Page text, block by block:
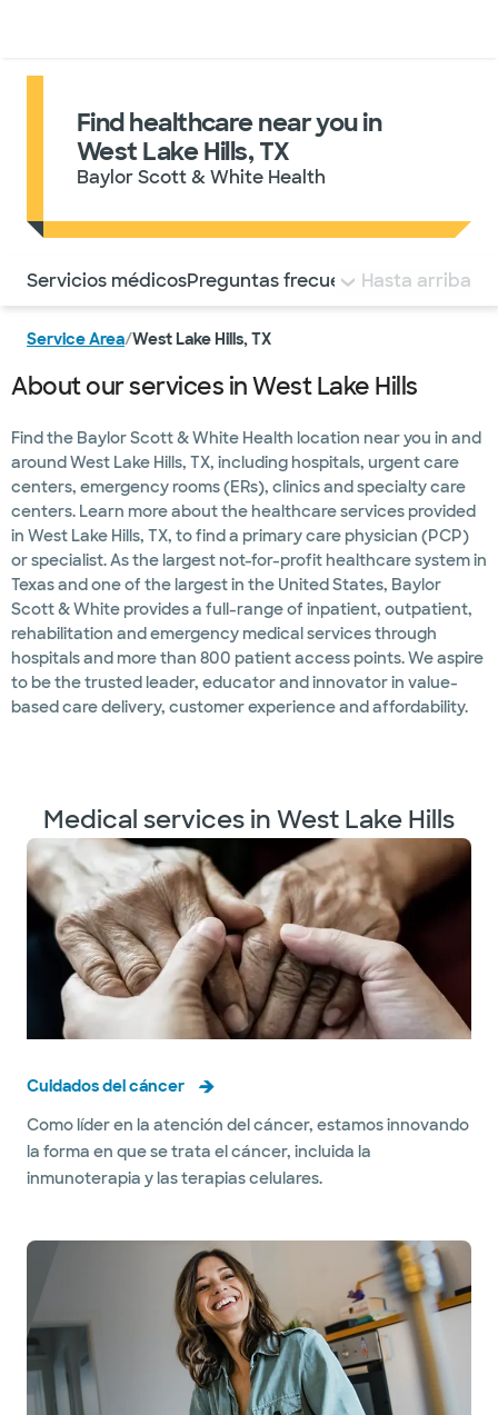
Find healthcare near you in
West Lake Hills, TX
Baylor Scott & White Health
Utilice esta navegación para saltar rápidamente a
Servicios médicosPreguntas frecuentesHasta arriba
Service Area/West Lake Hills, TX
About our services in West Lake Hills
Find the Baylor Scott & White Health location near you in and
around West Lake Hills, TX, including hospitals, urgent care
centers, emergency rooms (ERs), clinics and specialty care
centers. Learn more about the healthcare services provided
in West Lake Hills, TX, to find a primary care physician (PCP)
or specialist. As the largest not-for-profit healthcare system in
Texas and one of the largest in the United States, Baylor
Scott & White provides a full-range of inpatient, outpatient,
rehabilitation and emergency medical services through
hospitals and more than 800 patient access points. We aspire
to be the trusted leader, educator and innovator in value-
based care delivery, customer experience and affordability.
Medical services in West Lake Hills
Cuidados del cáncer
Como líder en la atención del cáncer, estamos innovando
la forma en que se trata el cáncer, incluida la
inmunoterapia y las terapias celulares.